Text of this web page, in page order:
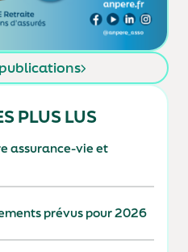
PLUS LUS
assurance-vie et
prévus pour 2026